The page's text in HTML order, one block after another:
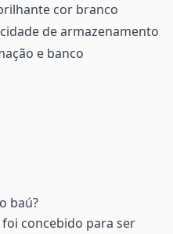
cor branco
de armazenamento
e banco
baú?
concebido para ser